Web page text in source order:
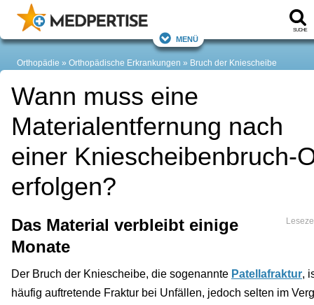
Suche
Menü
Orthopädie Orthopädische Erkrankungen Bruch der Kniescheibe
Wann muss eine
Materialentfernung nach
einer Kniescheibenbruch-
erfolgen?
Das Material verbleibt einige
Monate
Der Bruch der Kniescheibe, die sogenannte Patellafraktur,
häufig auftretende Fraktur bei Unfällen, jedoch selten im